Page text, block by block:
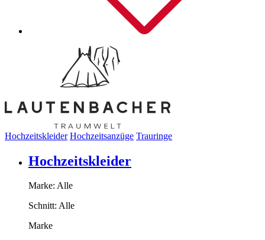
Hochzeitskleider Hochzeitsanzüge Trauringe
Hochzeitskleider
Marke: Alle
Schnitt: Alle
Marke